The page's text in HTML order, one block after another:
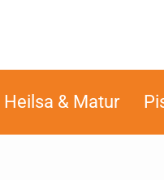
Heilsa & Matur